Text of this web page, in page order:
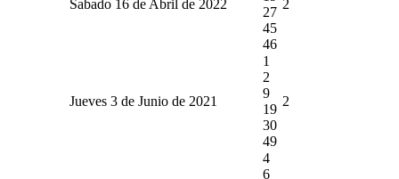
Sabado 16 de Abril de 2022
27
45
46
2
Jueves 3 de Junio de 2021
1
2
9
19
30
49
2
4
6